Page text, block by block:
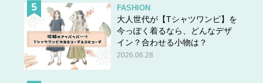
FASHION
大人世代が【Tシャツワンピ】を
今っぽく着るなら、どんなデザ
イン？合わせる小物は？
2026.06.28